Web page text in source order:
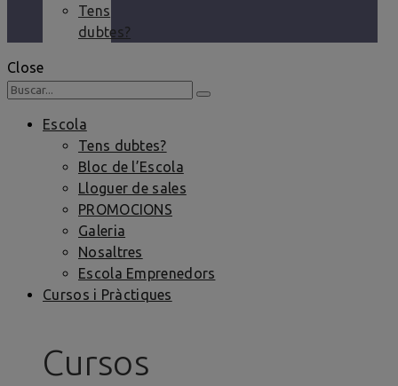
Tens
dubtes?
Close
Escola
Tens dubtes?
Bloc de l’Escola
Lloguer de sales
PROMOCIONS
Galeria
Nosaltres
Escola Emprenedors
Cursos i Pràctiques
Cursos